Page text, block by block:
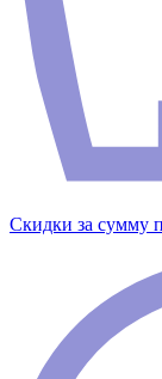
Скидки за сумму